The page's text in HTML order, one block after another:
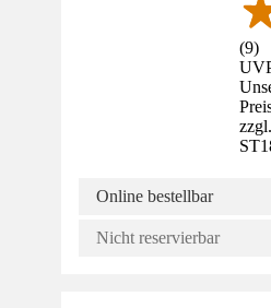
(9)
ST
Online bestellbar
Nicht reservierbar